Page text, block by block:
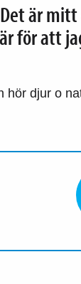
är
för att
hör djur o